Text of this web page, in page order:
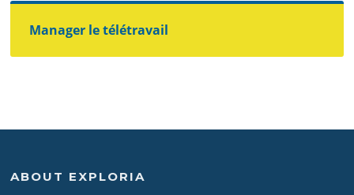
Manager le télétravail
ABOUT EXPLORIA